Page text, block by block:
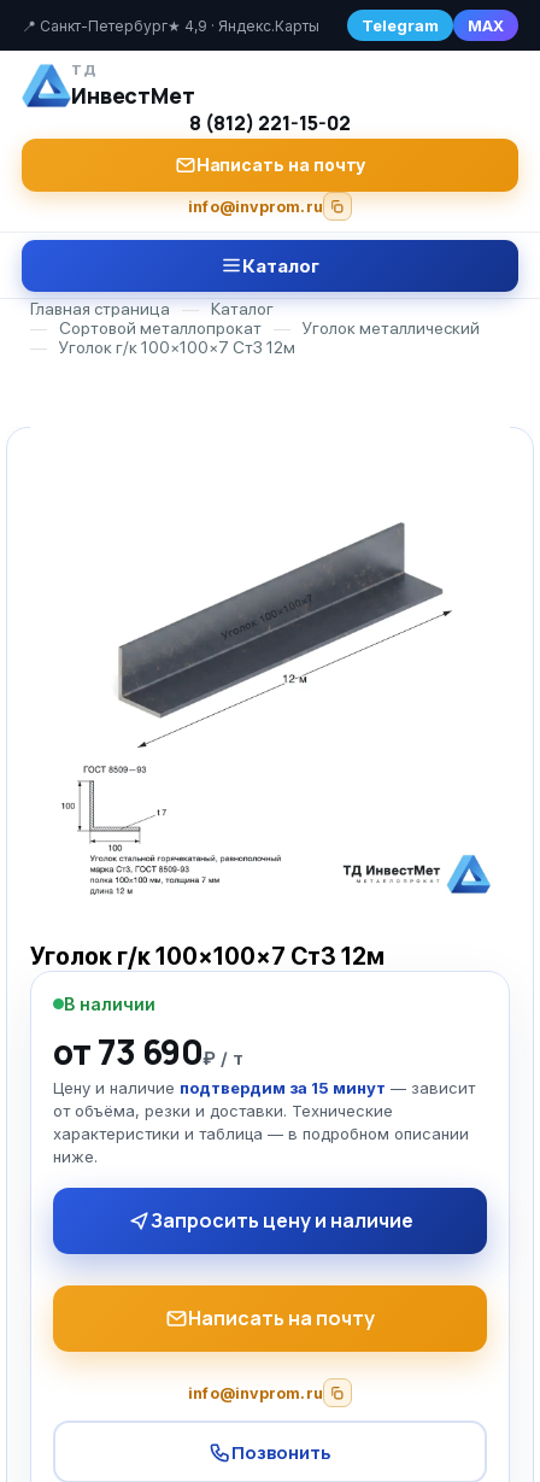
📍 Санкт-Петербург★ 4,9 · Яндекс.Карты Telegram MAX
ТД
ИнвестМет
8 (812) 221-15-02
Написать на почту
info@invprom.ru
Каталог
Главная страница —
Каталог
—
Сортовой металлопрокат —
Уголок металлический
—
Уголок г/к 100×100×7 Ст3 12м
Уголок г/к 100×100×7 Ст3 12м
В наличии
от 73 690₽ / т
Цену и наличие подтвердим за 15 минут — зависит
от объёма, резки и доставки. Технические
характеристики и таблица — в подробном описании
ниже.
Запросить цену и наличие
Написать на почту
info@invprom.ru
Позвонить